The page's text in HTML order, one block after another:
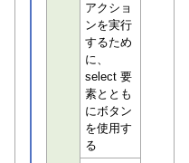
アクショ
ンを実行
するため
に、
select 要
素ととも
にボタン
を使用す
る